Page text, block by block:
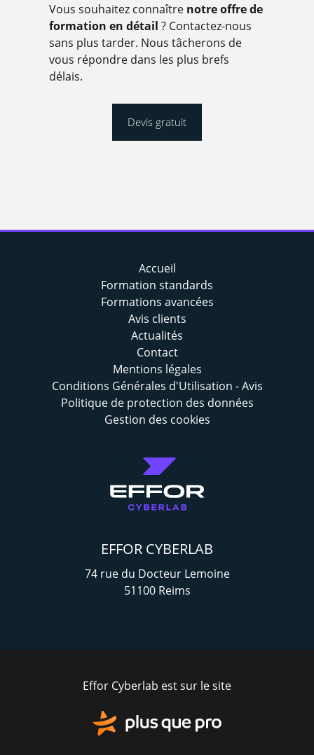
Vous souhaitez connaître notre offre de
formation en détail ? Contactez-nous
sans plus tarder. Nous tâcherons de
vous répondre dans les plus brefs
délais.
Devis gratuit
Accueil
Formation standards
Formations avancées
Avis clients
Actualités
Contact
Mentions légales
Conditions Générales d'Utilisation - Avis
Politique de protection des données
Gestion des cookies
EFFOR CYBERLAB
74 rue du Docteur Lemoine
51100 Reims
Effor Cyberlab est sur le site